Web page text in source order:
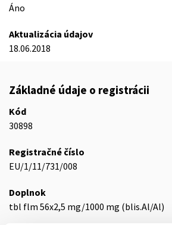
Áno
Aktualizácia údajov
18.06.2018
Základné údaje o registrácii
Kód
30898
Registračné číslo
EU/1/11/731/008
Doplnok
tbl flm 56x2,5 mg/1000 mg (blis.Al/Al)